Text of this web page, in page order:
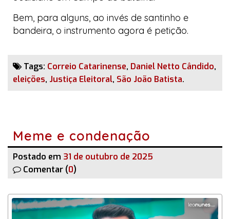
Bem, para alguns, ao invés de santinho e
bandeira, o instrumento agora é petição.
Tags: Correio Catarinense, Daniel Netto Cândido,
eleições, Justiça Eleitoral, São João Batista.
Meme e condenação
Postado em 31 de outubro de 2025
Comentar (0)